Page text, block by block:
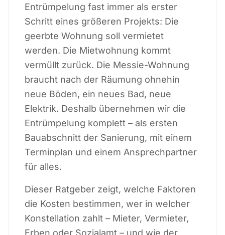
Entrümpelung fast immer als erster
Schritt eines größeren Projekts: Die
geerbte Wohnung soll vermietet
werden. Die Mietwohnung kommt
vermüllt zurück. Die Messie-Wohnung
braucht nach der Räumung ohnehin
neue Böden, ein neues Bad, neue
Elektrik. Deshalb übernehmen wir die
Entrümpelung komplett – als ersten
Bauabschnitt der Sanierung, mit einem
Terminplan und einem Ansprechpartner
für alles.
Dieser Ratgeber zeigt, welche Faktoren
die Kosten bestimmen, wer in welcher
Konstellation zahlt – Mieter, Vermieter,
Erben oder Sozialamt – und wie der